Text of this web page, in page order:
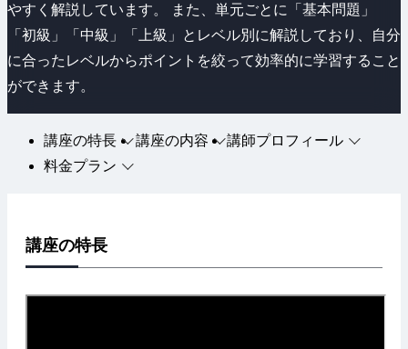
やすく解説しています。 また、単元ごとに「基本問題」
「初級」「中級」「上級」とレベル別に解説しており、自分
に合ったレベルからポイントを絞って効率的に学習すること
ができます。
講座の特長 講座の内容
講師プロフィール
料金プラン
講座の特長